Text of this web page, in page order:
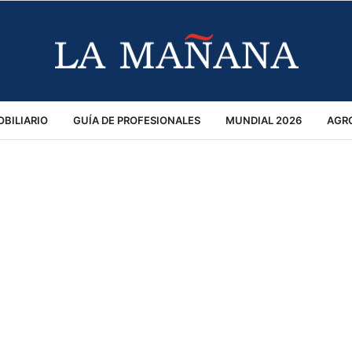
GUÍA DE PROFESIONALES MUNDIAL 2026